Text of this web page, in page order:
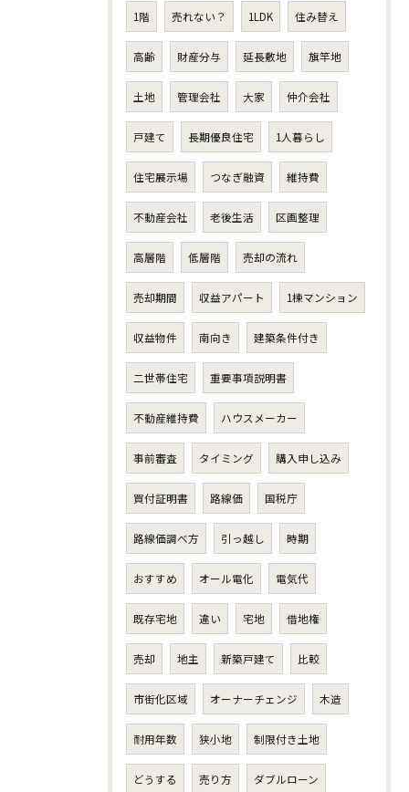
1階 売れない？ 1LDK 住み替え
高齢 財産分与 延長敷地 旗竿地
土地 管理会社 大家 仲介会社
戸建て 長期優良住宅 1人暮らし
住宅展示場 つなぎ融資 維持費
不動産会社 老後生活 区画整理
高層階 低層階 売却の流れ
売却期間 収益アパート 1棟マンション
収益物件 南向き 建築条件付き
二世帯住宅 重要事項説明書
不動産維持費 ハウスメーカー
事前審査 タイミング 購入申し込み
買付証明書 路線価 国税庁
路線価調べ方 引っ越し 時期
おすすめ オール電化 電気代
既存宅地 違い 宅地 借地権
売却 地主 新築戸建て 比較
市街化区域 オーナーチェンジ 木造
耐用年数 狭小地 制限付き土地
どうする 売り方 ダブルローン